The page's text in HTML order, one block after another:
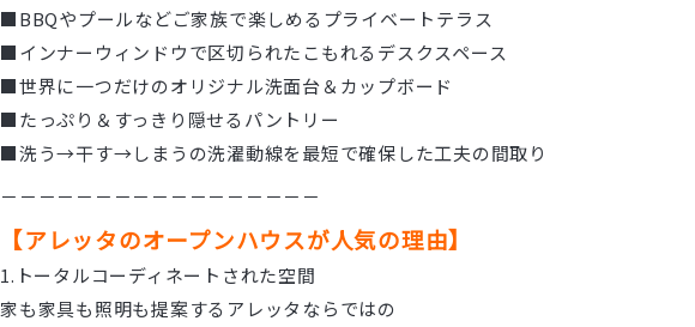
■BBQやプールなどご家族で楽しめるプライベートテラス
■インナーウィンドウで区切られたこもれるデスクスペース
■世界に一つだけのオリジナル洗面台＆カップボード
■たっぷり＆すっきり隠せるパントリー
■洗う→干す→しまうの洗濯動線を最短で確保した工夫の間取り
－－－－－－－－－－－－－－－－－
【アレッタのオープンハウスが人気の理由】
1.トータルコーディネートされた空間
家も家具も照明も提案するアレッタならではの